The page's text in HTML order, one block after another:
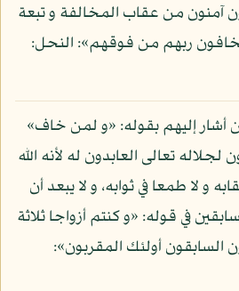
آمنون من عقاب المخالفة و تبعة
ربهم من فوقهم»: النحل:
أشار إليهم بقوله: «و لمن خاف»
تعالى العابدون له لأنه الله
و لا طمعا في ثوابه، و لا يبعد أن
في قوله: «و كنتم أزواجا ثلاثة
السابقون أولئك المقربون»: